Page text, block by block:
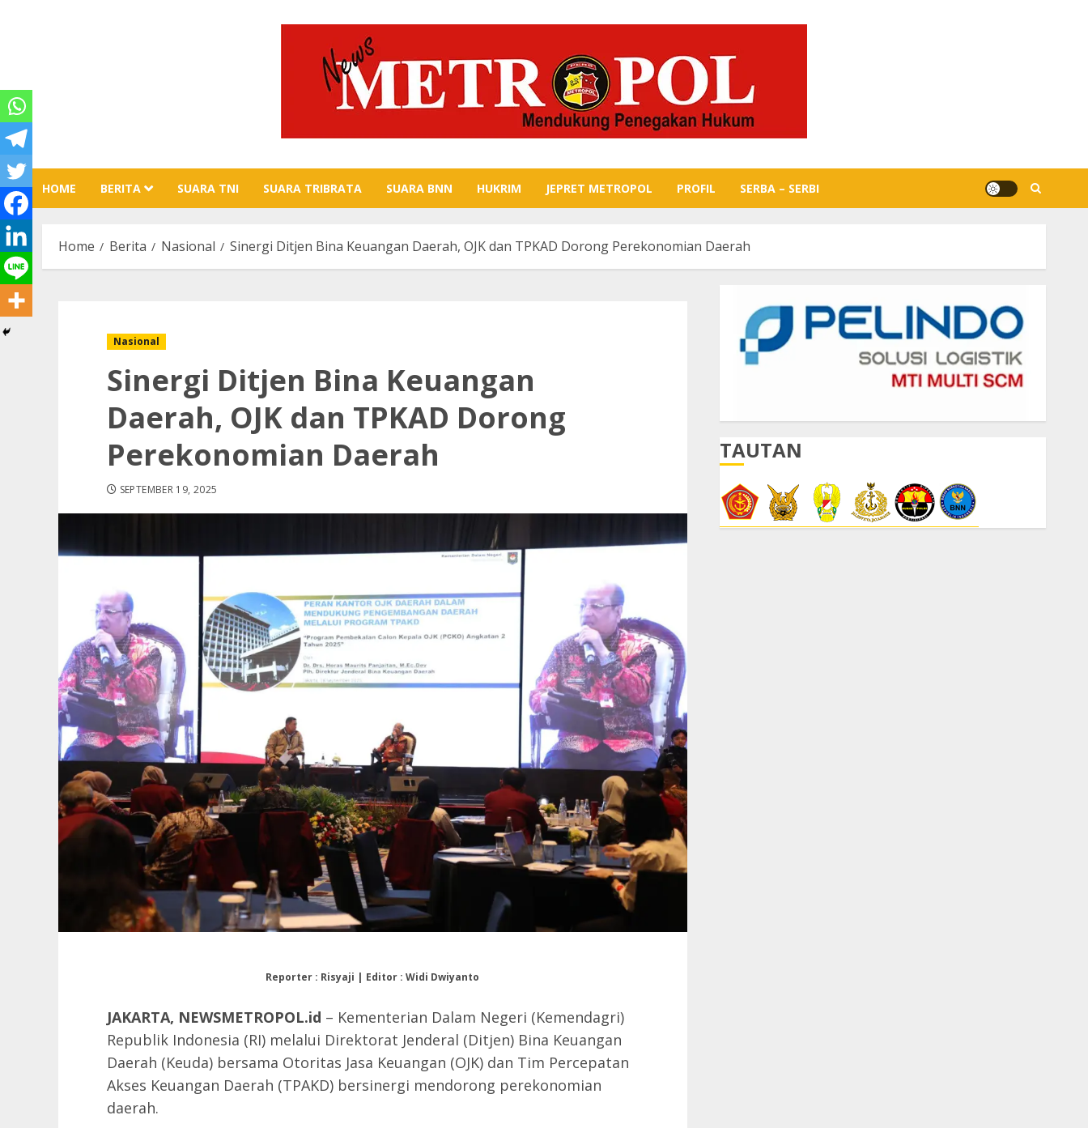
HOME BERITA SUARA TNI SUARA TRIBRATA SUARA BNN HUKRIM JEPRET METROPOL PROFIL SERBA – SERBI
Home Berita Nasional Sinergi Ditjen Bina Keuangan Daerah, OJK dan TPKAD Dorong Perekonomian Daerah
Nasional
Sinergi Ditjen Bina Keuangan
Daerah, OJK dan TPKAD Dorong
Perekonomian Daerah
SEPTEMBER 19, 2025
Reporter : Risyaji | Editor : Widi Dwiyanto
JAKARTA, NEWSMETROPOL.id – Kementerian Dalam Negeri (Kemendagri)
Republik Indonesia (RI) melalui Direktorat Jenderal (Ditjen) Bina Keuangan
Daerah (Keuda) bersama Otoritas Jasa Keuangan (OJK) dan Tim Percepatan
Akses Keuangan Daerah (TPAKD) bersinergi mendorong perekonomian
daerah.
TAUTAN